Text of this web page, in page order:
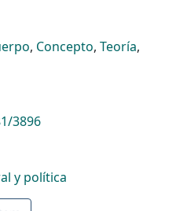
, Concepto, Teoría,
3896
y política